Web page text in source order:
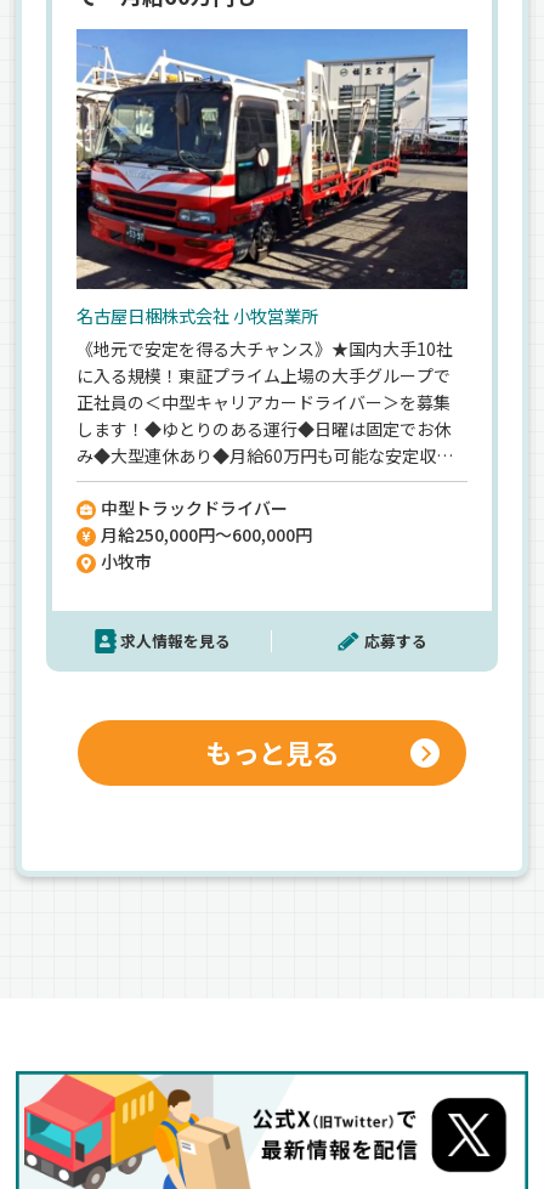
名古屋日梱株式会社 小牧営業所
《地元で安定を得る大チャンス》★国内大手10社
に入る規模！東証プライム上場の大手グループで
正社員の＜中型キャリアカードライバー＞を募集
します！◆ゆとりのある運行◆日曜は固定でお休
み◆大型連休あり◆月給60万円も可能な安定収
入…健康優良企業にも認定されており、すべてのト
ラック運転手が安心して働ける環境です。＜大手グ
ループだからこそ待遇もしっかり＞賞与年2回、財
形貯蓄制度、退職金など、この先長い目で見ても安
行＞＜キャリアカー未経験歓迎＞
中型トラックドライバー
月給250,000円～600,000円
小牧市
求人情報を見る 応募する
もっと見る